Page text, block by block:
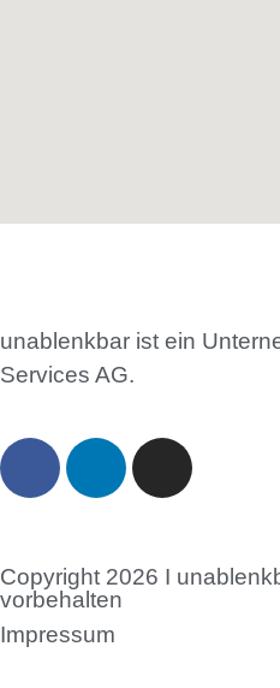
unablenkbar ist ein
Services AG.
Copyright 2026 I
vorbehalten
Impressum